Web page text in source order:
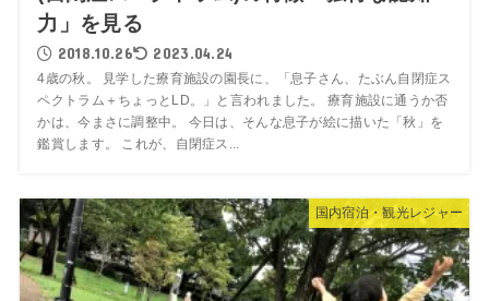
力」を見る
2018.10.26 2023.04.24
4歳の秋。 見学した療育施設の園長に、「息子さん、たぶん自閉症ス
ペクトラム＋ちょっとLD。」と言われました。 療育施設に通うか否
かは、今まさに調整中。 今日は、そんな息子が絵に描いた「秋」を
鑑賞します。 これが、自閉症ス...
国内宿泊・観光レジャー